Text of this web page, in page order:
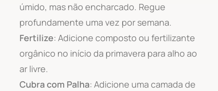
úmido, mas não encharcado. Regue
profundamente uma vez por semana.
Fertilize: Adicione composto ou fertilizante
orgânico no início da primavera para alho ao
ar livre.
Cubra com Palha: Adicione uma camada de